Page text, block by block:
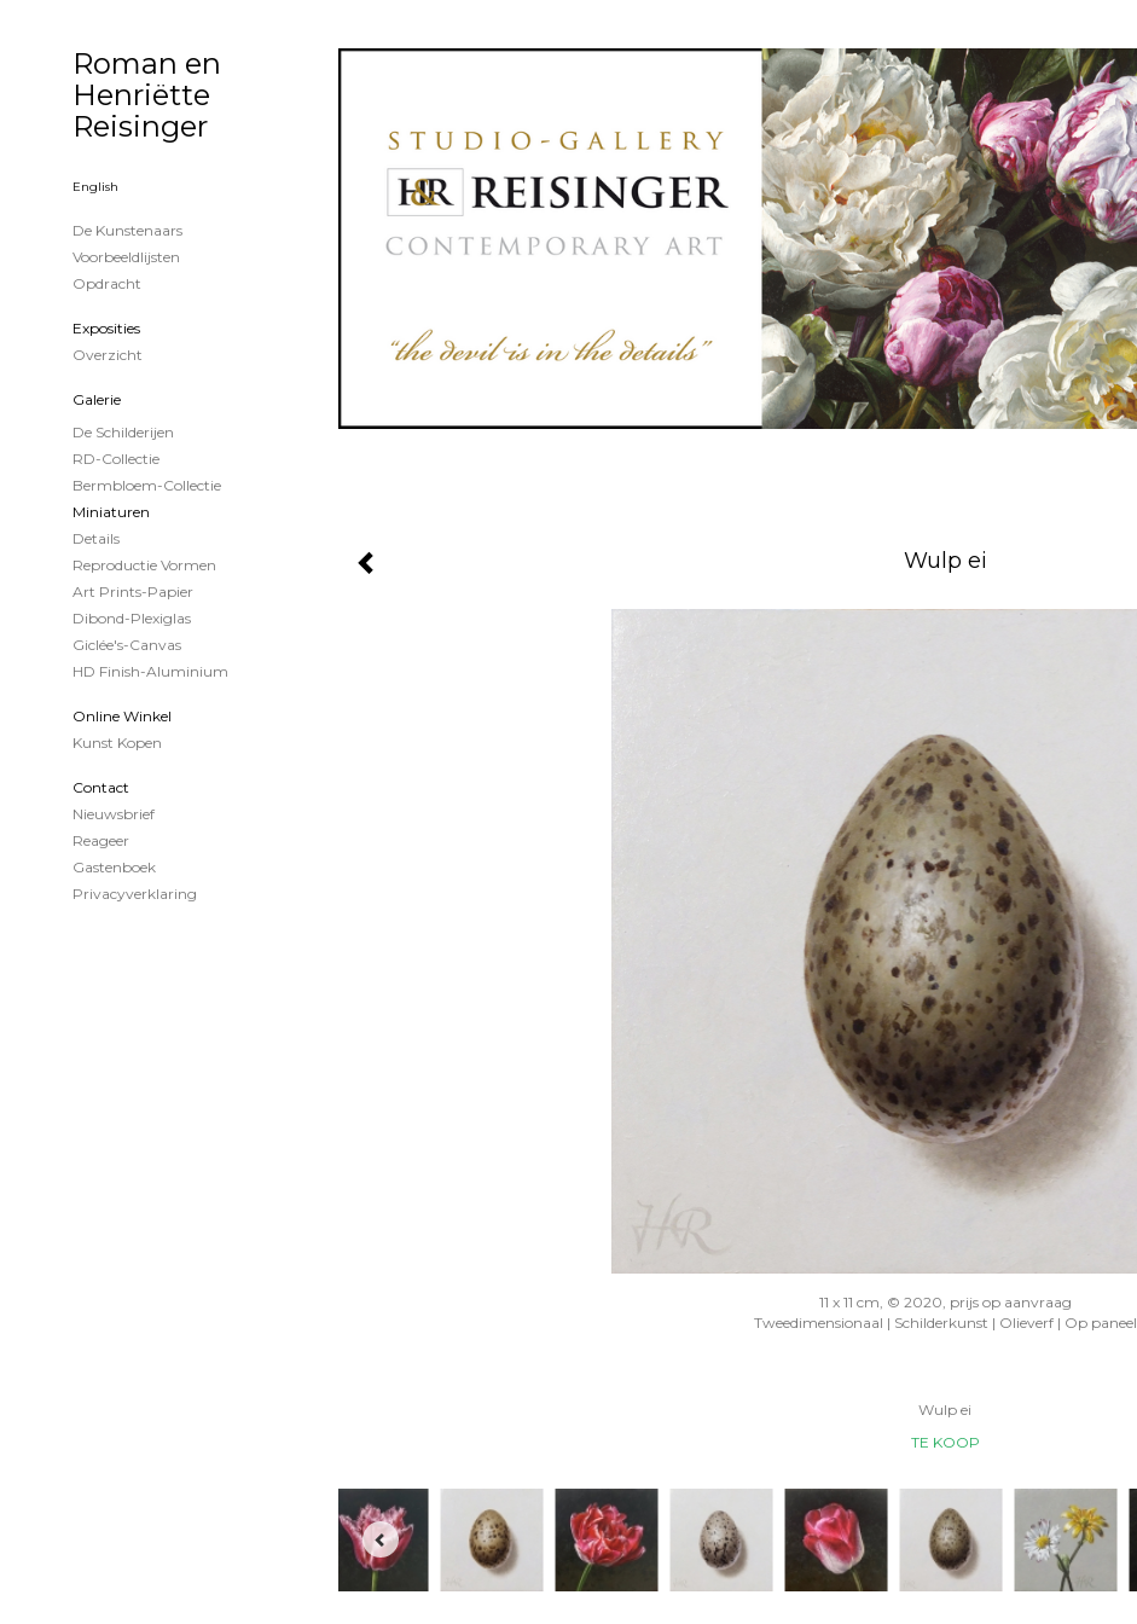
Wulp ei
11 x 11 cm, © 2020, prijs op aanvraag
Tweedimensionaal | Schilderkunst | Olieverf | Op paneel
Wulp ei
TE KOOP
Roman en
Henriëtte
Reisinger
English
De Kunstenaars
Voorbeeldlijsten
Opdracht
Exposities
Overzicht
Galerie
De Schilderijen
RD-Collectie
Bermbloem-Collectie
Miniaturen
Details
Reproductie Vormen
Art Prints-Papier
Dibond-Plexiglas
Giclée's-Canvas
HD Finish-Aluminium
Online Winkel
Kunst Kopen
Contact
Nieuwsbrief
Reageer
Gastenboek
Privacyverklaring